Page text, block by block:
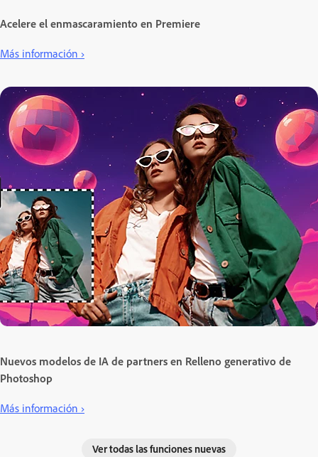
Acelere el enmascaramiento en Premiere
Más información ›
Nuevos modelos de IA de partners en Relleno generativo de
Photoshop
Más información ›
Ver todas las funciones nuevas